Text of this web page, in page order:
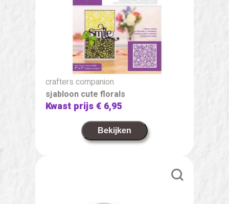
crafters companion
sjabloon cute florals
Kwast prijs€ 6,95
Bekijken